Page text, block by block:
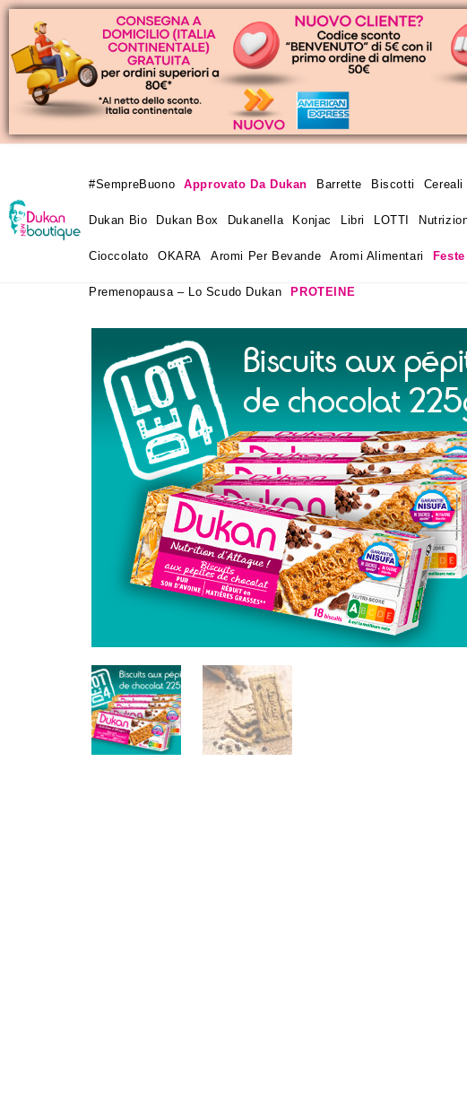
#SempreBuono Approvato Da Dukan Barrette Biscotti
Dukan Bio Dukan Box Dukanella Konjac Libri LOTTI
Cioccolato OKARA Aromi Per Bevande Aromi Alimentari
Premenopausa – Lo Scudo Dukan PROTEINE